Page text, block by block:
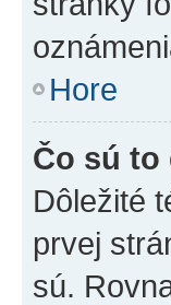
Hore
Čo sú to
Dôležité
prvej
sú.